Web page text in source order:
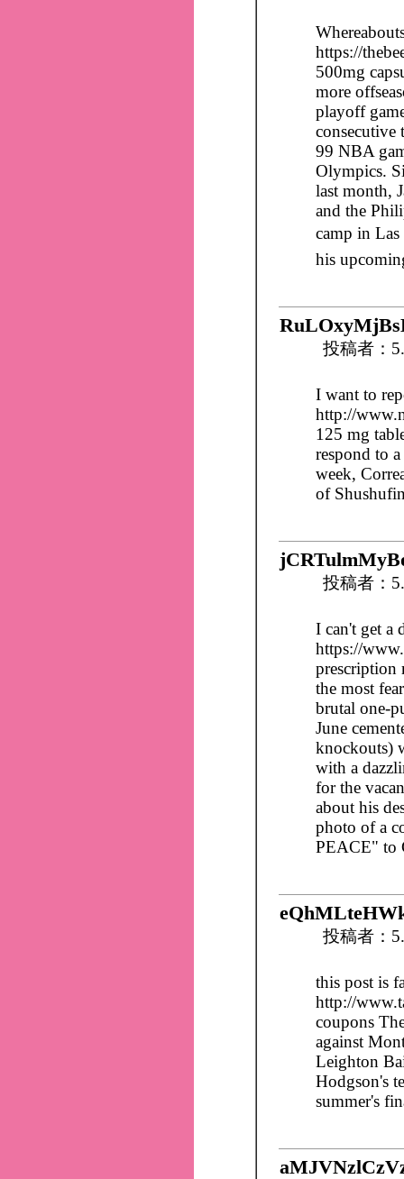
https://
500mg
more
playoff
consecutive
99 NBA
Olympics.
last month,
and the
camp in Las
his
投稿者：
I want to
http://
125 mg
respond to
week,
of
投稿者：
I can't get a
https://
prescription
the most
brutal one-
June
knockouts)
with a
for the
about his
photo of a
PEACE" to
投稿者：
this post is
http://
coupons
against
Leighton
Hodgson's
summer's